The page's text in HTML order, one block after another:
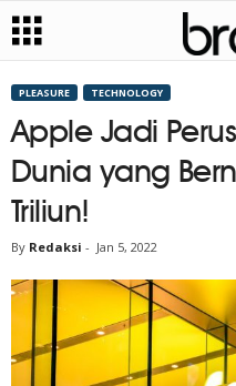
PLEASURE TECHNOLOGY
Apple Jadi
Dunia yang
Triliun!
By Redaksi - Jan 5, 2022